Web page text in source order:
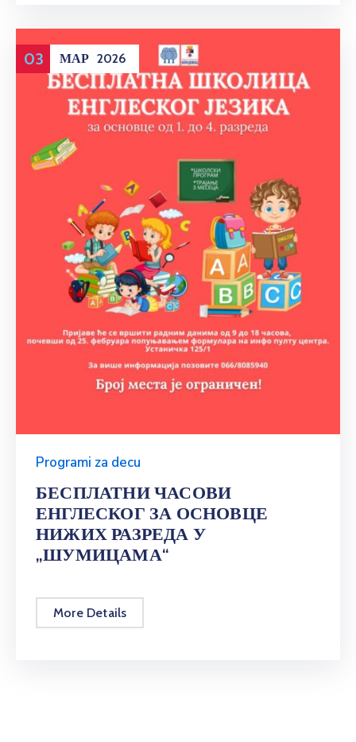
03 МАР 2026
Programi za decu
БЕСПЛАТНИ ЧАСОВИ
ЕНГЛЕСКОГ ЗА ОСНОВЦЕ
НИЖИХ РАЗРЕДА У
„ШУМИЦАМА“
More Details